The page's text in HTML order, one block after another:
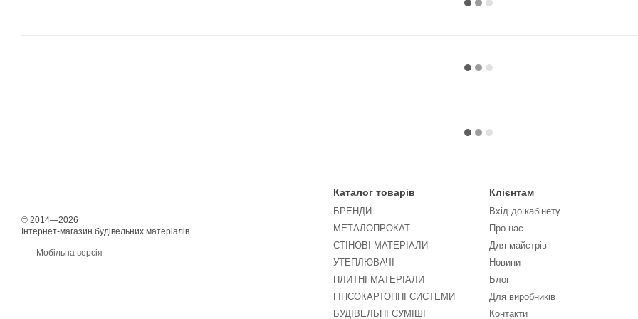
© 2014—2026
Інтернет-магазин будівельних матеріалів
Мобільна версія
Каталог товарів
БРЕНДИ
МЕТАЛОПРОКАТ
СТІНОВІ МАТЕРІАЛИ
УТЕПЛЮВАЧІ
ПЛИТНІ МАТЕРІАЛИ
ГІПСОКАРТОННІ СИСТЕМИ
БУДІВЕЛЬНІ СУМІШІ
Клієнтам
Вхід до кабінету
Про нас
Для майстрів
Новини
Блог
Для виробників
Контакти